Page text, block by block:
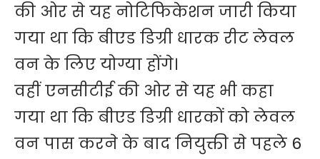
की ओर से यह नोटिफिकेशन जारी किया
गया था कि बीएड डिग्री धारक रीट लेवल
वन के लिए योग्या होंगे।
वहीं एनसीटीई की ओर से यह भी कहा
गया था कि बीएड डिग्री धारकों को लेवल
वन पास करने के बाद नियुक्ती से पहले 6